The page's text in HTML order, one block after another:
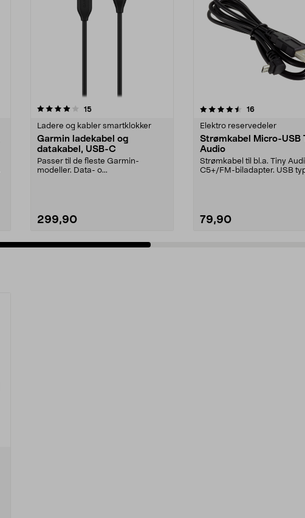
15anmeldelser
Ladere og kabler smartklokker
Garmin ladekabel og
datakabel, USB-C
Passer til de fleste Garmin-
modeller. Data- o...
299,90
4.5 av 5 stjerner 16anmeldelser
Elektro reservedeler
Strømkabel Micro-USB
Audio
Strømkabel til bl.a. Tiny
C5+/FM-biladapter. USB
79,90
4.5 av 5 stjerner